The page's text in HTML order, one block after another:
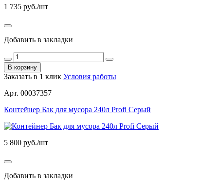
1 735 руб./шт
Добавить в закладки
В корзину
Заказать в 1 клик Условия работы
Арт. 00037357
Контейнер Бак для мусора 240л Profi Серый
5 800 руб./шт
Добавить в закладки